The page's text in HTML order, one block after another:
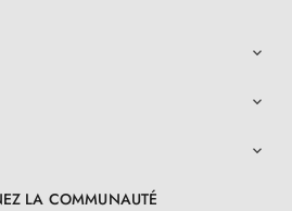



LA COMMUNAUTÉ